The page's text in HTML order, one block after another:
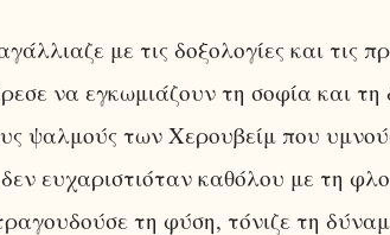
με τις δοξολογίες και τις
να εγκωμιάζουν τη σοφία και
ψαλμούς των Χερουβείμ που
ευχαριστιόταν καθόλου με τη
τη φύση, τόνιζε τη